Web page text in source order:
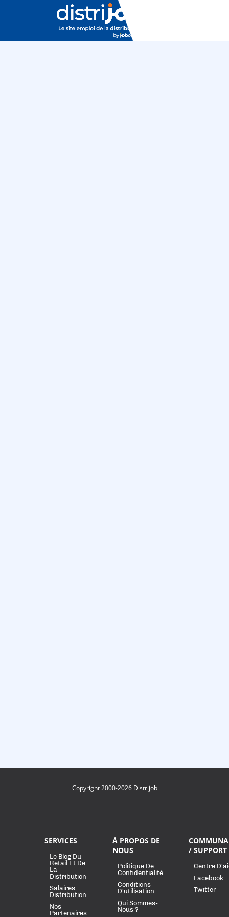
Copyright 2000-2026 Distrijob
SERVICES
Le Blog Du
Retail Et De
La
Distribution
Salaires
Distribution
Nos
Partenaires
À PROPOS DE
NOUS
Politique De
Confidentialité
Conditions
D'utilisation
Qui Sommes-
Nous ?
/ SUPPORT
Centre
Facebook
Twitter